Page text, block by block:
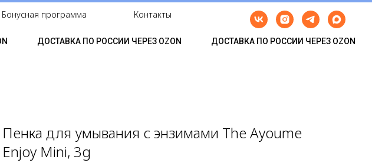
Бонусная программа Контакты
ДОСТАВКА ПО РОССИИ ЧЕРЕЗ OZON ДОСТАВКА ПО РОССИИ ЧЕРЕЗ OZON
Пенка для умывания с энзимами The Ayoume
Enjoy Mini, 3g